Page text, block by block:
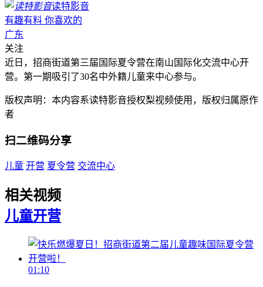
读特影音
有趣有料 你喜欢的
广东
关注
近日，招商街道第三届国际夏令营在南山国际化交流中心开
营。第一期吸引了30名中外籍儿童来中心参与。
版权声明：本内容系读特影音授权梨视频使用，版权归属原作
者
扫二维码分享
儿童 开营 夏令营 交流中心
相关视频
儿童开营
01:10